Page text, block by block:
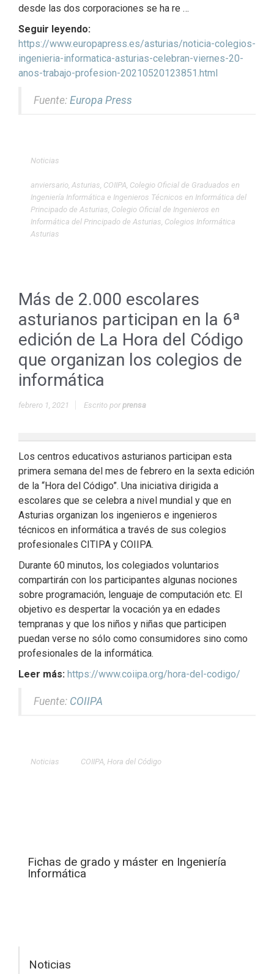
desde las dos corporaciones se ha re …
Seguir leyendo:
https://www.europapress.es/asturias/noticia-colegios-
ingenieria-informatica-asturias-celebran-viernes-20-
anos-trabajo-profesion-20210520123851.html
Fuente: Europa Press
Noticias
anviersario, Asturias, COIIPA, Colegio Oficial de Graduados en
Ingeniería Informática e Ingenieros Técnicos en Informática del
Principado de Asturias, Colegio Oficial de Ingenieros en
Informática del Principado de Asturias, Colegios Informática
Asturias
Más de 2.000 escolares
asturianos participan en la 6ª
edición de La Hora del Código
que organizan los colegios de
informática
febrero 1, 2021 Escrito porprensa
Los centros educativos asturianos participan esta
primera semana del mes de febrero en la sexta edición
de la “Hora del Código”. Una iniciativa dirigida a
escolares que se celebra a nivel mundial y que en
Asturias organizan los ingenieros e ingenieros
técnicos en informática a través de sus colegios
profesionales CITIPA y COIIPA.
Durante 60 minutos, los colegiados voluntarios
compartirán con los participantes algunas nociones
sobre programación, lenguaje de computación etc. El
objetivo es despertar la vocación ya en edades
tempranas y que los niños y niñas que participen
puedan verse no sólo como consumidores sino como
profesionales de la informática.
Leer más: https://www.coiipa.org/hora-del-codigo/
Fuente: COIIPA
Noticias COIIPA, Hora del Código
Fichas de grado y máster en Ingeniería
Informática
Noticias